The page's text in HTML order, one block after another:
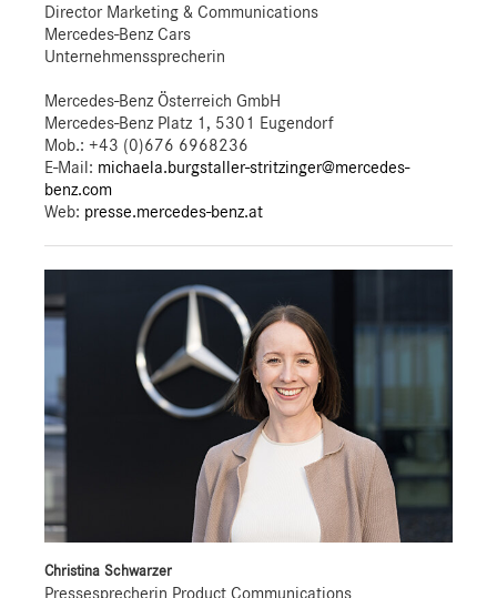
Director Marketing & Communications
Mercedes-Benz Cars
Unternehmenssprecherin
Mercedes-Benz Österreich GmbH
Mercedes-Benz Platz 1, 5301 Eugendorf
Mob.: +43 (0)676 6968236
E-Mail: michaela.burgstaller-stritzinger@mercedes-
benz.com
Web: presse.mercedes-benz.at
Christina Schwarzer
Pressesprecherin Product Communications